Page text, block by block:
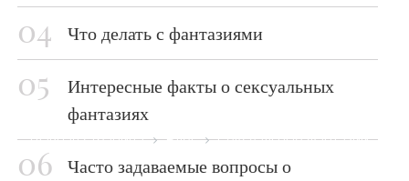
Главная страница Блог Сексуальные фантазии
Что делать с фантазиями
Интересные факты о сексуальных
фантазиях
Часто задаваемые вопросы о